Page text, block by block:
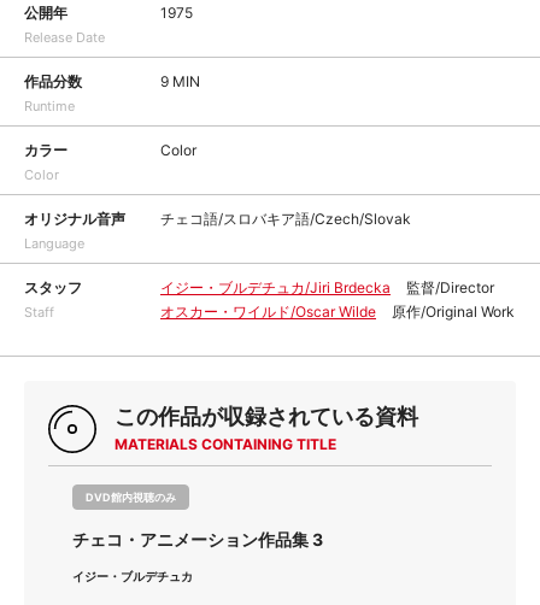
公開年
Release Date
1975
作品分数
Runtime
9 MIN
カラー
Color
Color
オリジナル音声
Language
チェコ語/スロバキア語/Czech/Slovak
スタッフ
Staff
イジー・ブルデチュカ/Jiri Brdecka
監督/Director
オスカー・ワイルド/Oscar Wilde
原作/Original Work
この作品が収録されている資料
MATERIALS CONTAINING TITLE
DVD館内視聴のみ
チェコ・アニメーション作品集 3
イジー・ブルデチュカ